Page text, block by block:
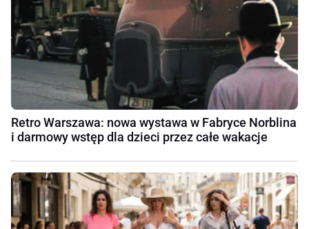
Retro Warszawa: nowa wystawa w Fabryce Norblina
i darmowy wstęp dla dzieci przez całe wakacje